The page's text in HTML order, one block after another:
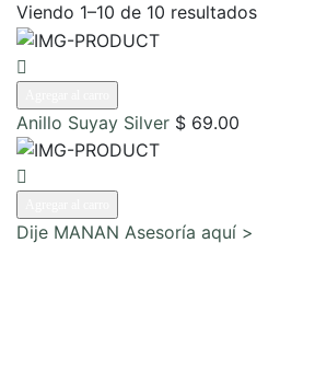
Viendo 1–10 de 10 resultados
Anillo Suyay Silver $ 69.00
Dije MANAN Asesoría aquí >